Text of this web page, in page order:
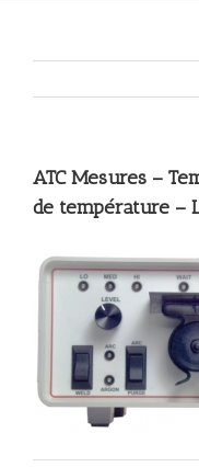
ATC Mesures –
de température –